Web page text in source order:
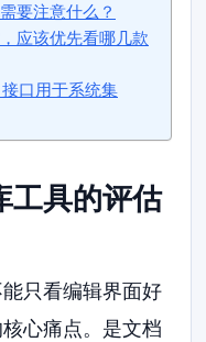
要注意什么？
应该优先看哪几款
口用于系统集
工具的评估
只看编辑界面好
心痛点。是文档